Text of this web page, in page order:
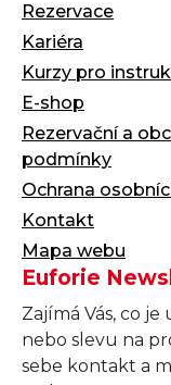
Rezervace
Kariéra
Kurzy pro
E-shop
Rezervační a
podmínky
Ochrana
Kontakt
Mapa webu
Euforie
Zajímá Vás, co
nebo slevu na
sebe kontakt a